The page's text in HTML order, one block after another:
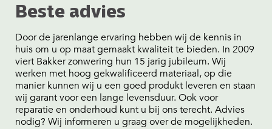
Beste advies
Door de jarenlange ervaring hebben wij de kennis in
huis om u op maat gemaakt kwaliteit te bieden. In 2009
viert Bakker zonwering hun 15 jarig jubileum. Wij
werken met hoog gekwalificeerd materiaal, op die
manier kunnen wij u een goed produkt leveren en staan
wij garant voor een lange levensduur. Ook voor
reparatie en onderhoud kunt u bij ons terecht. Advies
nodig? Wij informeren u graag over de mogelijkheden.